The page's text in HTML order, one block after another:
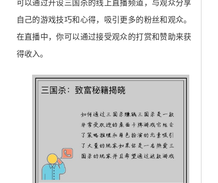
可以通过开设三国杀的线上直播频道，与观众分享
自己的游戏技巧和心得，吸引更多的粉丝和观众。
在直播中，你可以通过接受观众的打赏和赞助来获
得收入。